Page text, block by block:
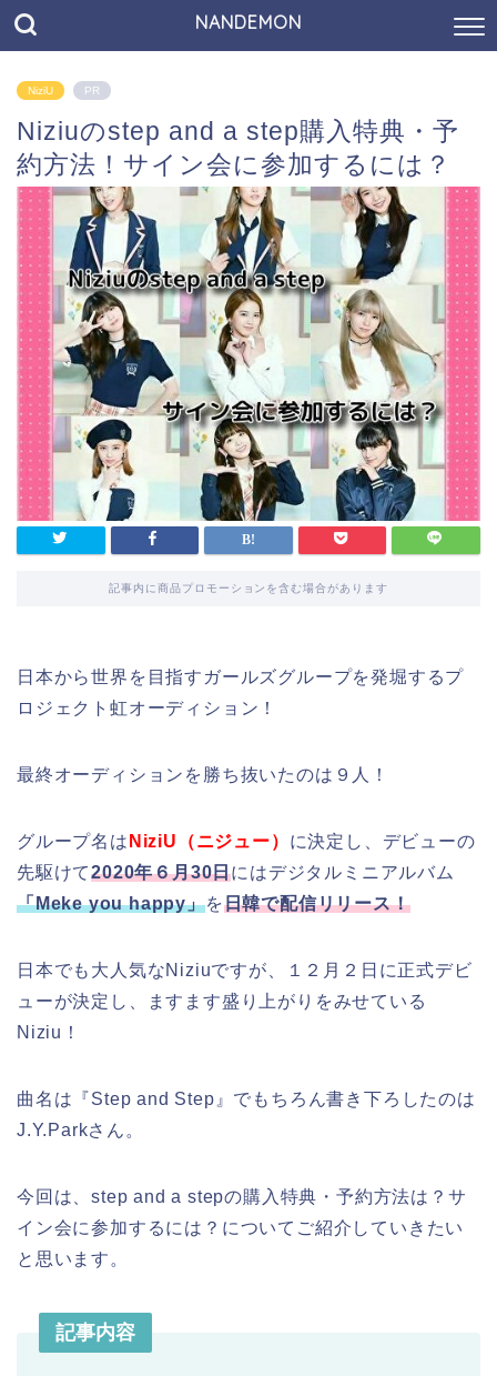
NANDEMON
NiziU PR
Niziuのstep and a step購入特典・予
約方法！サイン会に参加するには？
記事内に商品プロモーションを含む場合があります
日本から世界を目指すガールズグループを発堀するプ
ロジェクト虹オーディション！
最終オーディションを勝ち抜いたのは９人！
グループ名は NiziU（ニジュー） に決定し、デビューの
先駆けて2020年６月30日にはデジタルミニアルバム
「Meke you happy」を日韓で配信リリース！
日本でも大人気なNiziuですが、１２月２日に正式デビ
ューが決定し、ますます盛り上がりをみせている
Niziu！
曲名は『Step and Step』でもちろん書き下ろしたのは
J.Y.Parkさん。
今回は、step and a stepの購入特典・予約方法は？サ
イン会に参加するには？についてご紹介していきたい
と思います。
記事内容